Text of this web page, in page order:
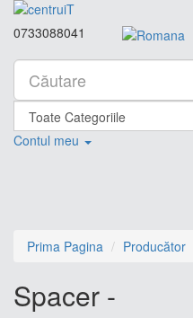
0733088041
Contul meu
Prima Pagina Producător
Spacer -